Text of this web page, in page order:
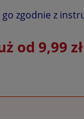
zgodnie z
od 9,99 zł